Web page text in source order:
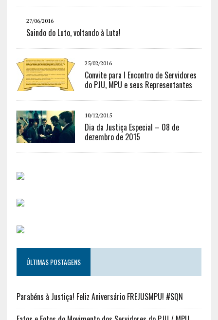
27/06/2016
Saindo do Luto, voltando à Luta!
25/02/2016
Convite para I Encontro de Servidores
do PJU, MPU e seus Representantes
10/12/2015
Dia da Justiça Especial – 08 de
dezembro de 2015
ÚLTIMAS POSTAGENS
Parabéns à Justiça! Feliz Aniversário FREJUSMPU! #SQN